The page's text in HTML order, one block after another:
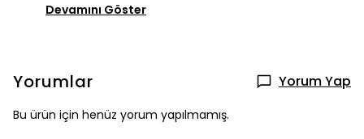
Devamını Göster
Yorumlar Yorum Yap
Bu ürün için henüz yorum yapılmamış.